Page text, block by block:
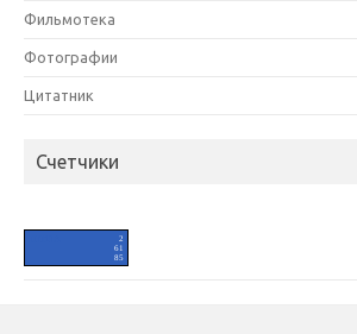
Фильмотека
Фотографии
Цитатник
Счетчики
2
61
85